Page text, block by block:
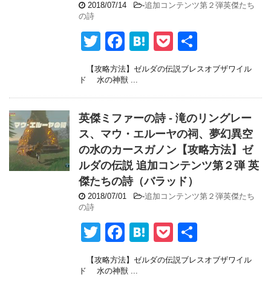
2018/07/14 -追加コンテンツ第２弾英傑たち
の詩
T
wi
tt
er
F
a
c
e
b
o
o
k
H
at
e
n
a
P
o
ck
et
有
【攻略方法】ゼルダの伝説ブレスオブザワイル
ド 水の神獣 ...
英傑ミファーの詩 - 滝のリングレー
ス、マウ・エルーヤの祠、夢幻異空
の水のカースガノン【攻略方法】ゼ
ルダの伝説 追加コンテンツ第２弾 英
傑たちの詩（バラッド）
2018/07/01 -追加コンテンツ第２弾英傑たち
の詩
T
wi
tt
F
a
c
H
at
e
P
o
ck
有
【攻略方法】ゼルダの伝説ブレスオブザワイル
ド 水の神獣 ...